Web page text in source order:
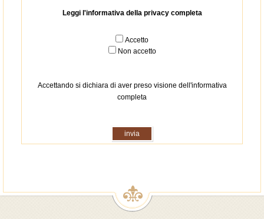
Leggi l'informativa della privacy completa
Accetto
Non accetto
Accettando si dichiara di aver preso visione dell'informativa
completa